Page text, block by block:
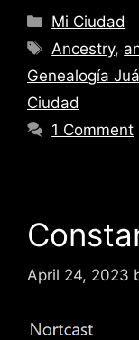
Categories
Mi Ciudad
Tags
Ancestry,
Genealogía
Ciudad
1 Comment
April 24, 2023